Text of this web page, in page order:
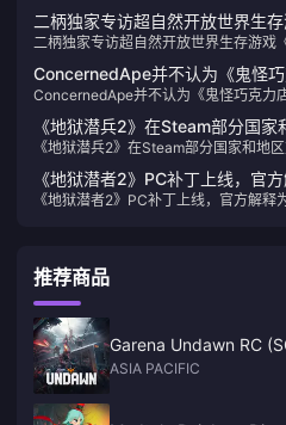
二柄独家专访超自然开放世界生
二柄独家专访超自然开放世界生存游戏
ConcernedApe并不认为《鬼怪
ConcernedApe并不认为《鬼怪巧克力
《地狱潜兵2》在Steam部分国家
《地狱潜兵2》在Steam部分国家和地
《地狱潜者2》PC补丁上线，官
作弊系统
《地狱潜者2》PC补丁上线，官方解
推荐商品
Garena Undawn RC
ASIA PACIFIC